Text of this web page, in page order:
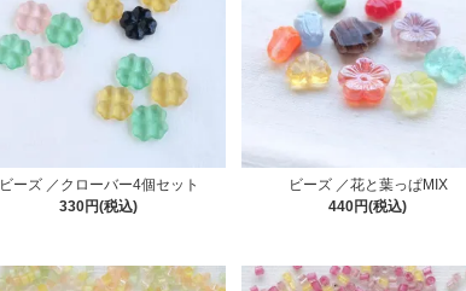
ビーズ ／クローバー4個セット
330円(税込)
ビーズ ／花と葉っぱMIX
440円(税込)